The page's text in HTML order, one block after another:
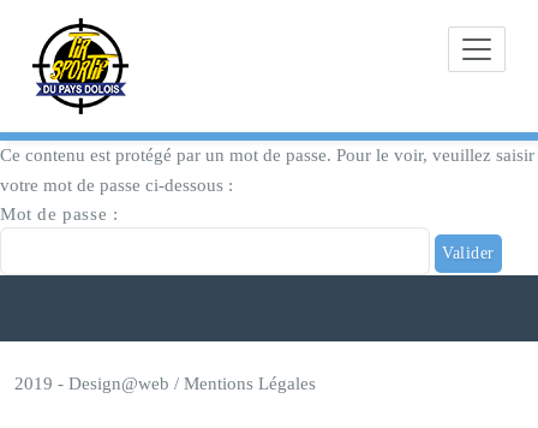
content
Ce contenu est protégé par un mot de passe. Pour le voir, veuillez saisir
votre mot de passe ci-dessous :
Mot de passe :
2019 - Design@web / Mentions Légales